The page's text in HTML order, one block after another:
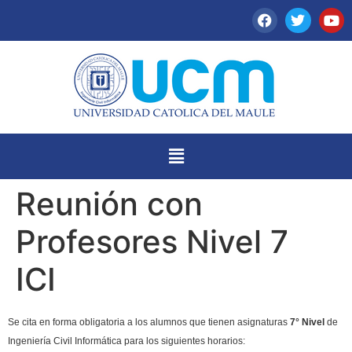
Reunión con
Profesores Nivel 7
ICI
Se cita en forma obligatoria a los alumnos que tienen asignaturas 7° Nivel de
Ingeniería Civil Informática para los siguientes horarios: